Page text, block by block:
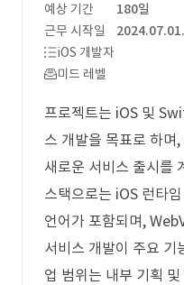
예상 기간
180일
근무 시작일
2024.07.01.
iOS 개발자
미드 레벨
프로젝트는 iOS 및
스 개발을 목표로 하며
새로운 서비스 출시를
스택으로는 iOS 런타
언어가 포함되며,
서비스 개발이 주요 기
업 범위는 내부 기획